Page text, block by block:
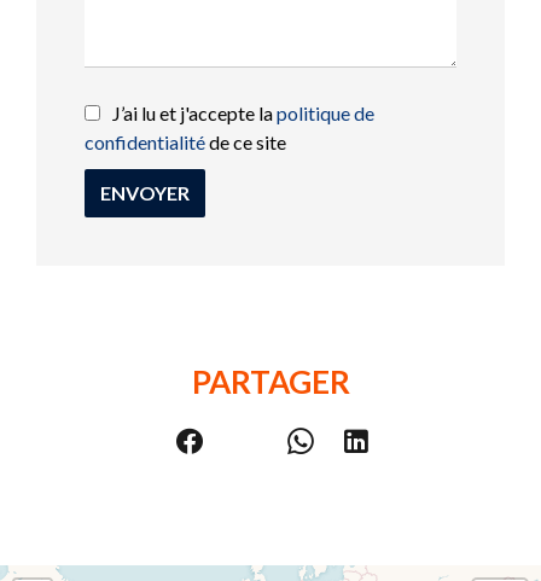
J’ai lu et j'accepte lapolitique de
confidentialitéde ce site
ENVOYER
PARTAGER